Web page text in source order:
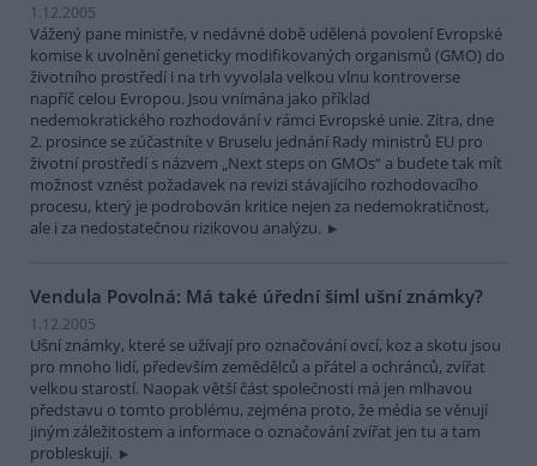
1.12.2005
Vážený pane ministře, v nedávné době udělená povolení Evropské
komise k uvolnění geneticky modifikovaných organismů (GMO) do
životního prostředí i na trh vyvolala velkou vlnu kontroverse
napříč celou Evropou. Jsou vnímána jako příklad
nedemokratického rozhodování v rámci Evropské unie. Zítra, dne
2. prosince se zúčastníte v Bruselu jednání Rady ministrů EU pro
životní prostředí s názvem „Next steps on GMOs“ a budete tak mít
možnost vznést požadavek na revizi stávajícího rozhodovacího
procesu, který je podrobován kritice nejen za nedemokratičnost,
ale i za nedostatečnou rizikovou analýzu.
Vendula Povolná: Má také úřední šiml ušní známky?
1.12.2005
Ušní známky, které se užívají pro označování ovcí, koz a skotu jsou
pro mnoho lidí, především zemědělců a přátel a ochránců, zvířat
velkou starostí. Naopak větší část společnosti má jen mlhavou
představu o tomto problému, zejména proto, že média se věnují
jiným záležitostem a informace o označování zvířat jen tu a tam
probleskují.